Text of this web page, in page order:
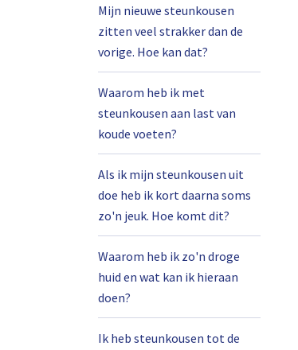
Mijn nieuwe steunkousen
zitten veel strakker dan de
vorige. Hoe kan dat?
Waarom heb ik met
steunkousen aan last van
koude voeten?
Als ik mijn steunkousen uit
doe heb ik kort daarna soms
zo'n jeuk. Hoe komt dit?
Waarom heb ik zo'n droge
huid en wat kan ik hieraan
doen?
Ik heb steunkousen tot de